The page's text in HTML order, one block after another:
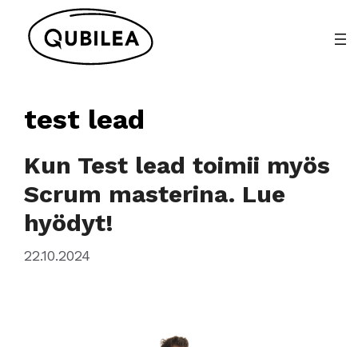
sisältöön
test lead
Kun Test lead toimii myös
Scrum masterina. Lue
hyödyt!
22.10.2024